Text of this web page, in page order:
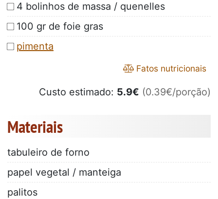
4 bolinhos de massa / quenelles
100 gr de foie gras
pimenta
Fatos nutricionais
Custo estimado: 5.9€ (0.39€/porção)
Materiais
tabuleiro de forno
papel vegetal / manteiga
palitos